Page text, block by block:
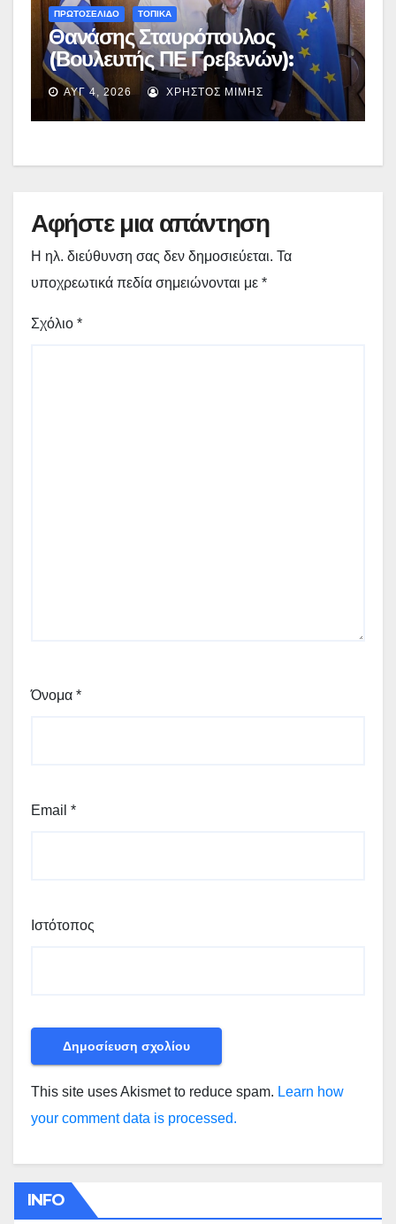
ΠΡΩΤΟΣΕΛΙΔΟ ΤΟΠΙΚΑ
Θανάσης Σταυρόπουλος
(Βουλευτής ΠΕ Γρεβενών):
Έκτακτη χρηματοδότηση
400.000€ για επιπλέον
εργασίες στο Δημοτικό Στάδιο
ΑΥΓ 4, 2026 ΧΡΉΣΤΟΣ ΜΊΜΗΣ
Αφήστε μια απάντηση
Η ηλ. διεύθυνση σας δεν δημοσιεύεται. Τα
υποχρεωτικά πεδία σημειώνονται με *
Σχόλιο *
Όνομα *
Email *
Ιστότοπος
This site uses Akismet to reduce spam. Learn how
your comment data is processed.
INFO